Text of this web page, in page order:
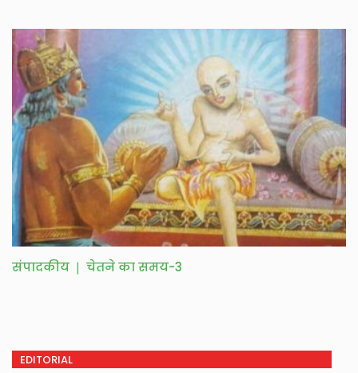
संपादकीय ❘ चेतने का समय-3
EDITORIAL